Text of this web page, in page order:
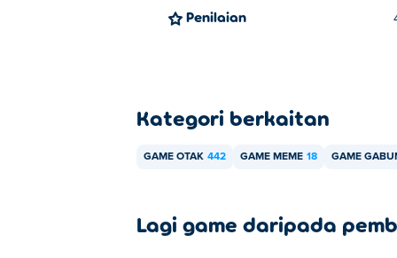
Penilaian
Kategori berkaitan
GAME OTAK 442 GAME MEME 18 GAME
Lagi game daripada